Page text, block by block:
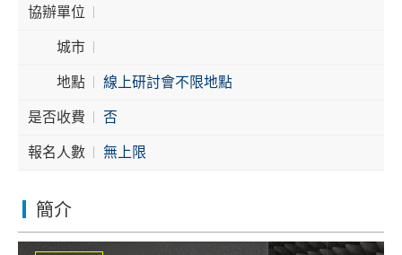
協辦單位
城市
地點
線上研討會不限地點
是否收費
否
報名人數
無上限
簡介